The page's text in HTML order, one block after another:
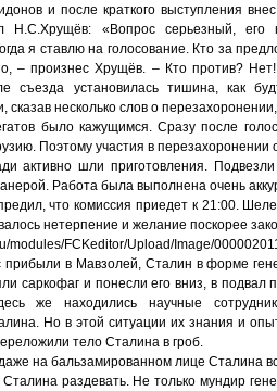
и после краткого выступления
Н.С.Хрущёв: «Вопрос серьезный,
я ставлю на голосование. Кто за
– произнес Хрущёв. – Кто против?
съезда установилась тишина, как
сказав несколько слов о
было кажущимся. Сразу после
Поэтому участия в перезахоронении
активно шли приготовления.
Работа была выполнена очень
что комиссия приедет к 21:00.
нетерпение и желание поскорее
прибыли в Мавзолей, Сталин в форме
саркофаг и понесли его вниз, в
же находились научные
Но в этой ситуации их знания и
тело Сталина в гроб.
на бальзамированном лице Сталина
раздевать. Не только мундир